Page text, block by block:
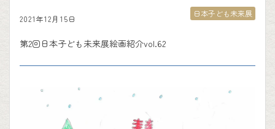
2021年12月15日
第2回日本子ども未来展絵画紹介vol.62
日本子ども未来展